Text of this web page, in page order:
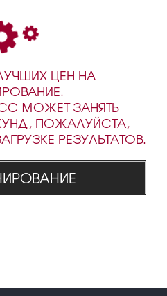
ЦЕН НА
МОЖЕТ ЗАНЯТЬ
ПОЖАЛУЙСТА,
РЕЗУЛЬТАТОВ.